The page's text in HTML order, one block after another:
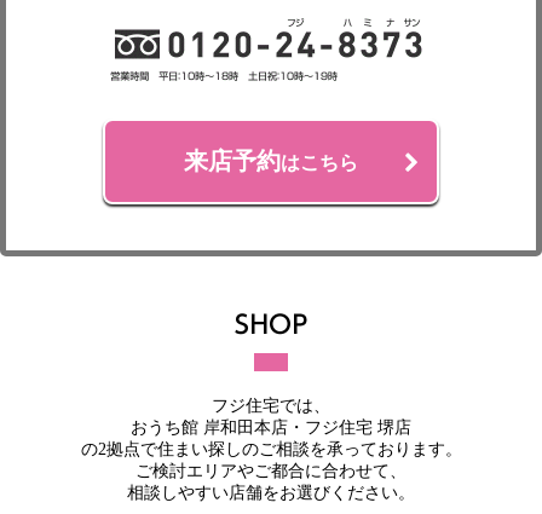
来店予約はこちら
フジ住宅では、
おうち館 岸和田本店・フジ住宅 堺店
の2拠点で住まい探しのご相談を承っております。
ご検討エリアやご都合に合わせて、
相談しやすい店舗をお選びください。